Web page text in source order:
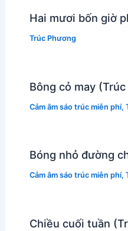
Hai mươi bốn giờ
Trúc Phương
Bông cỏ may
Cảm âm sáo trúc miễn phí,
Bóng nhỏ đường
Cảm âm sáo trúc miễn phí,
Chiều cuối tuần